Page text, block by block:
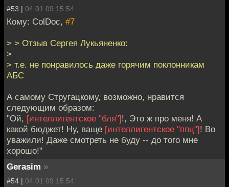
#53 | 04.01.09 15:54
Кому: ColDoc, #7
> > Отзыв Сергея Лукьяненко:
>
> т.е. не понравилось даже горячим поклонникам
АБС
А самому Стругацкому, возможно, нравится
следующим образом:
"Ой, [интеллигентское "бля"]!, Это ж про меня! А
какой бюджет! Ну, ваще [интеллигентское "ппц"]! Во
уважили! Даже смотреть не буду -- до того мне
хорошо!"
Gerasim »
#54 | 04.01.09 15:54